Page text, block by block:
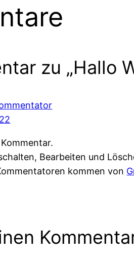
zu „Hallo
Bearbeiten und
kommen von